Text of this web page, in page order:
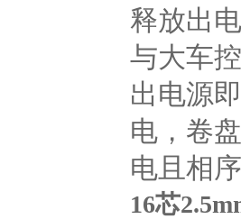
释放出
与大车
出电源
电，卷
电且相
16芯